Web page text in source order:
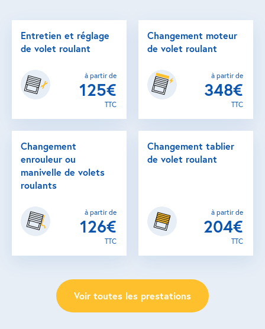
Entretien et réglage
de volet roulant
à partir de
125€
TTC
Changement moteur
de volet roulant
à partir de
348€
TTC
Changement
enrouleur ou
manivelle de volets
roulants
à partir de
126€
TTC
Changement tablier
de volet roulant
à partir de
204€
TTC
Voir toutes les prestations